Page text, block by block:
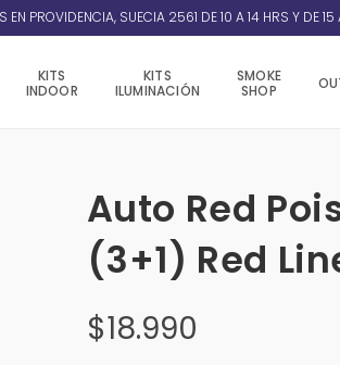
EN PROVIDENCIA, SUECIA 2561 DE 10 A 14 HRS Y DE
KITS
INDOOR
KITS
ILUMINACIÓN
SMOKE
SHOP
Auto Red
(3+1) Red
$18.990